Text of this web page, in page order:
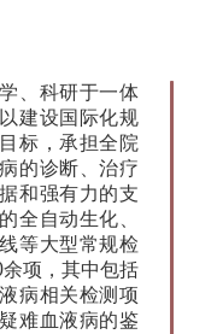
、科研于一体
建设国际化规
标，承担全院
的诊断、治疗
和强有力的支
全自动生化、
等大型常规检
项，其中包括
病相关检测项
难血液病的鉴